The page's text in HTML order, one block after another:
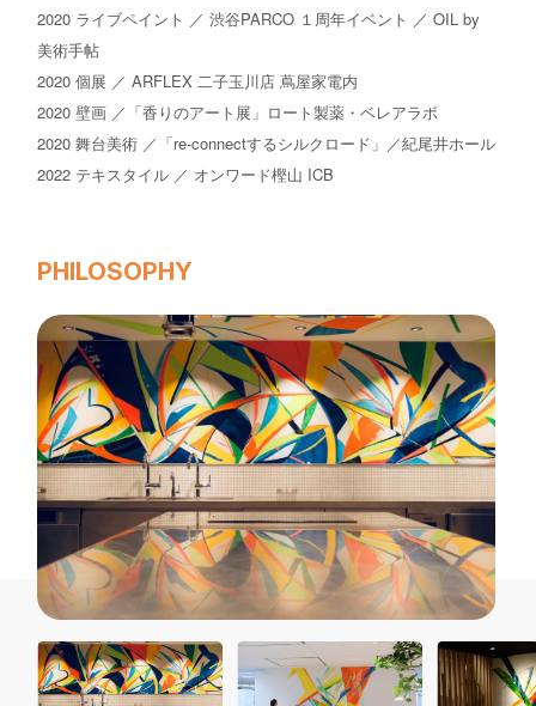
2020 ライブペイント ／ 渋谷PARCO １周年イベント ／ OIL by
美術手帖
2020 個展 ／ ARFLEX 二子玉川店 蔦屋家電内
2020 壁画 ／「香りのアート展」ロート製薬・ベレアラボ
2020 舞台美術 ／「re-connectするシルクロード」／紀尾井ホール
2022 テキスタイル ／ オンワード樫山 ICB
PHILOSOPHY